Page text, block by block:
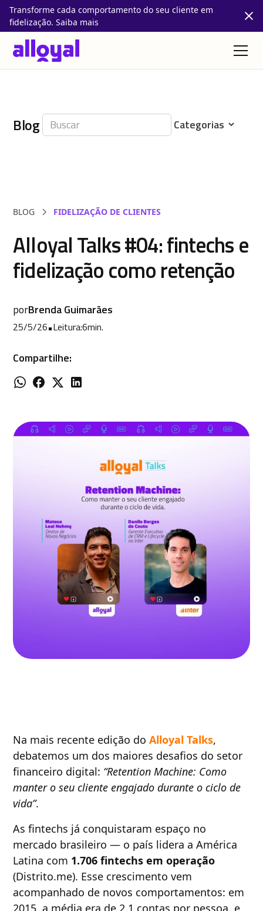
Transforme cada comportamento do seu cliente em
fidelização. Saiba mais
Blog
BLOG FIDELIZAÇÃO DE CLIENTES
Alloyal Talks #04: fintechs e
fidelização como retenção
porBrenda Guimarães
25/5/26•Leitura:6min.
Compartilhe:
Na mais recente edição doAlloyal Talks,
debatemos um dos maiores desafios do setor
financeiro digital: “Retention Machine: Como
manter o seu cliente engajado durante o ciclo de
vida”.
As fintechs já conquistaram espaço no
mercado brasileiro — o país lidera a América
Latina com 1.706 fintechs em operação
(Distrito.me). Esse crescimento vem
acompanhado de novos comportamentos: em